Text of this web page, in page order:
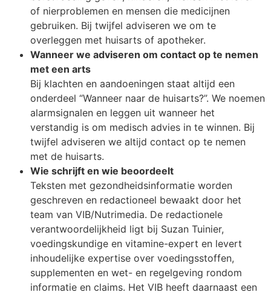
of nierproblemen en mensen die medicijnen
gebruiken. Bij twijfel adviseren we om te
overleggen met huisarts of apotheker.
Wanneer we adviseren om contact op te nemen
met een arts
Bij klachten en aandoeningen staat altijd een
onderdeel “Wanneer naar de huisarts?”. We noemen
alarmsignalen en leggen uit wanneer het
verstandig is om medisch advies in te winnen. Bij
twijfel adviseren we altijd contact op te nemen
met de huisarts.
Wie schrijft en wie beoordeelt
Teksten met gezondheidsinformatie worden
geschreven en redactioneel bewaakt door het
team van VIB/Nutrimedia. De redactionele
verantwoordelijkheid ligt bij Suzan Tuinier,
voedingskundige en vitamine-expert en levert
inhoudelijke expertise over voedingsstoffen,
supplementen en wet- en regelgeving rondom
informatie en claims. Het VIB heeft daarnaast een